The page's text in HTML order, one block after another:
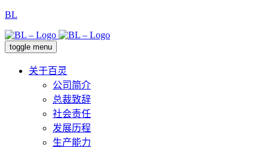
BL
toggle menu
关于百灵
公司简介
总裁致辞
社会责任
发展历程
生产能力